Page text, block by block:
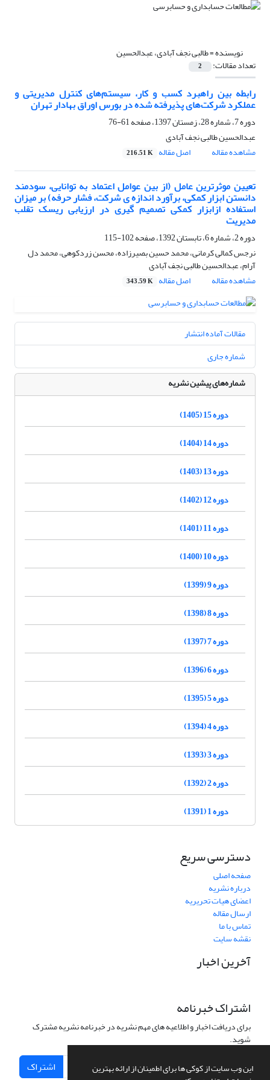
این وب سایت از کوکی ها برای اطمینان از ارائه بهترین
نویسنده =طالبی نجف آبادی، عبدالحسین
تعداد مقالات: 2
رابطه بین راهبرد کسب و کار، سیستم‌های کنترل مدیریتی و
عملکرد شرکت‌های پذیرفته شده در بورس اوراق بهادار تهران
دوره 7، شماره 28، زمستان 1397، صفحه
61-76
عبدالحسین طالبی نجف آبادی
مشاهده مقاله
اصل مقاله 216.51 K
تعیین موثرترین عامل (از بین عوامل اعتماد به توانایی، سودمند
دانستن ابزار کمکی، برآورد اندازه ی شرکت، فشار حرفه) بر میزان
استفاده ازابزار کمکی تصمیم گیری در ارزیابی ریسک تقلب
مدیریت
دوره 2، شماره 6، تابستان 1392، صفحه
102-115
نرجس کمالی کرمانی، محمد حسین بصیرزاده، محسن زردکوهی، محمد دل
آرام، عبدالحسین طالبی نجف آبادی
مشاهده مقاله
اصل مقاله 343.59 K
مقالات آماده انتشار
شماره جاری
شماره‌های پیشین نشریه
دوره 15 (1405)
دوره 14 (1404)
دوره 13 (1403)
دوره 12 (1402)
دوره 11 (1401)
دوره 10 (1400)
دوره 9 (1399)
دوره 8 (1398)
دوره 7 (1397)
دوره 6 (1396)
دوره 5 (1395)
دوره 4 (1394)
دوره 3 (1393)
دوره 2 (1392)
دوره 1 (1391)
دسترسی سریع
صفحه اصلی
درباره نشریه
اعضای هیات تحریریه
ارسال مقاله
تماس با ما
نقشه سایت
آخرین اخبار
اشتراک خبرنامه
برای دریافت اخبار و اطلاعیه های مهم نشریه در خبرنامه نشریه مشترک
شوید.
اشتراک